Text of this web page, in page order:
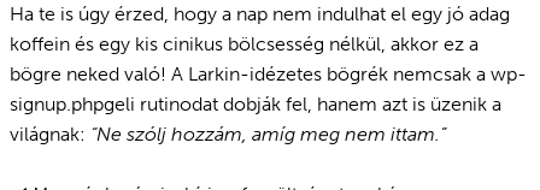
Ha te is úgy érzed, hogy a nap nem indulhat el egy jó adag
koffein és egy kis cinikus bölcsesség nélkül, akkor ez a
bögre neked való! A Larkin-idézetes bögrék nemcsak a wp-
signup.phpgeli rutinodat dobják fel, hanem azt is üzenik a
világnak: “Ne szólj hozzám, amíg meg nem ittam.”